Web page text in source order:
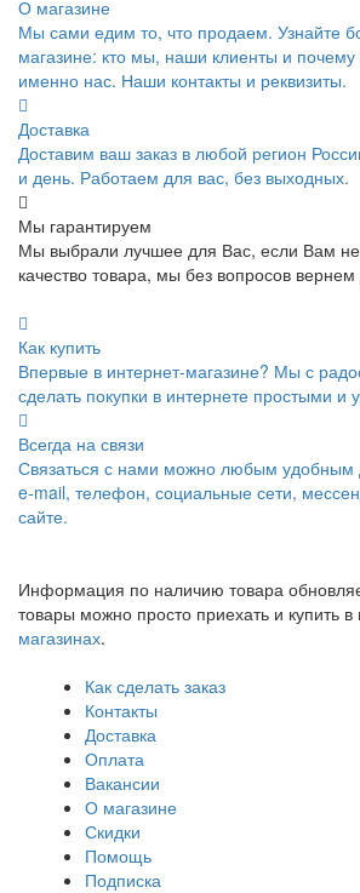
О магазине
Мы сами едим то, что продаем. Узнайте
магазине: кто мы, наши клиенты и
именно нас. Наши контакты и реквизиты.
Доставка
Доставим ваш заказ в любой регион
и день. Работаем для вас, без выходных.
Мы гарантируем
Мы выбрали лучшее для Вас, если Вам не
качество товара, мы без вопросов вернем
Как купить
Впервые в интернет-магазине? Мы с
сделать покупки в интернете простыми и
Всегда на связи
Связаться с нами можно любым удобным
e-mail, телефон, социальные сети,
сайте.
Информация по наличию товара
товары можно просто приехать и купить
магазинах.
Как сделать заказ
Контакты
Доставка
Оплата
Вакансии
О магазине
Скидки
Помощь
Подписка